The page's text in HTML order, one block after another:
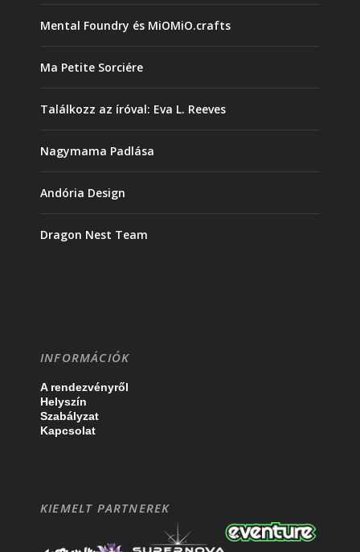
Mental Foundry és MiOMiO.crafts
Ma Petite Sorciére
Találkozz az íróval: Eva L. Reeves
Nagymama Padlása
Andória Design
Dragon Nest Team
INFORMÁCIÓK
A rendezvényről
Helyszín
Szabályzat
Kapcsolat
KIEMELT PARTNEREK